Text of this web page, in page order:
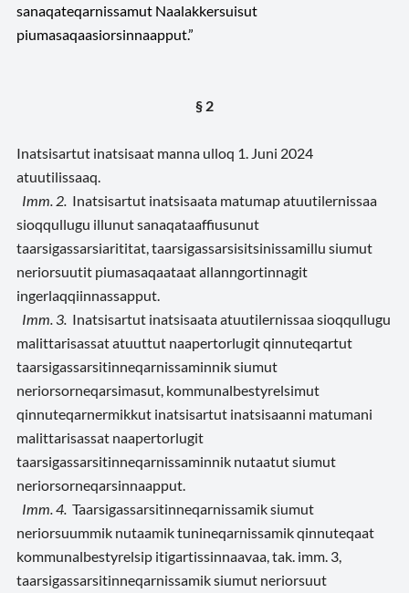
sanaqateqarnissamut Naalakkersuisut
piumasaqaasiorsinnaapput.”
§ 2
Inatsisartut inatsisaat manna ulloq 1. Juni 2024
atuutilissaaq.
Imm. 2. Inatsisartut inatsisaata matumap atuutilernissaa
sioqqullugu illunut sanaqataaffiusunut
taarsigassarsiarititat, taarsigassarsisitsinissamillu siumut
neriorsuutit piumasaqaataat allanngortinnagit
ingerlaqqiinnassapput.
Imm. 3. Inatsisartut inatsisaata atuutilernissaa sioqqullugu
malittarisassat atuuttut naapertorlugit qinnuteqartut
taarsigassarsitinneqarnissaminnik siumut
neriorsorneqarsimasut, kommunalbestyrelsimut
qinnuteqarnermikkut inatsisartut inatsisaanni matumani
malittarisassat naapertorlugit
taarsigassarsitinneqarnissaminnik nutaatut siumut
neriorsorneqarsinnaapput.
Imm. 4. Taarsigassarsitinneqarnissamik siumut
neriorsuummik nutaamik tunineqarnissamik qinnuteqaat
kommunalbestyrelsip itigartissinnaavaa, tak. imm. 3,
taarsigassarsitinneqarnissamik siumut neriorsuut